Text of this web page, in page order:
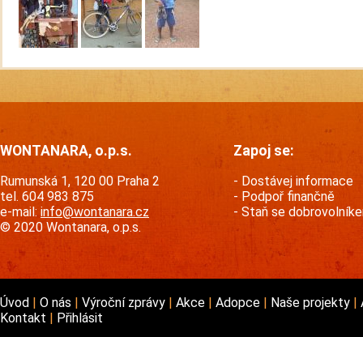
WONTANARA, o.p.s.
Rumunská 1, 120 00 Praha 2
tel. 604 983 875
e-mail: info@wontanara.cz
© 2020 Wontanara, o.p.s.
Zapoj se:
Dostávej informace
Podpoř finančně
Staň se
Úvod O nás Výroční zprávy Akce Adopce Naše projekty
Kontakt
Přihlásit